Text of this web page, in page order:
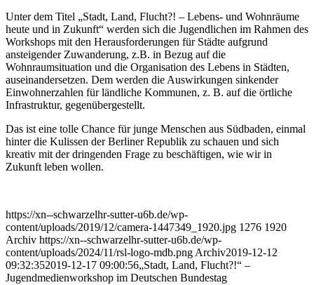
Unter dem Titel „Stadt, Land, Flucht?! – Lebens- und Wohnräume
heute und in Zukunft“ werden sich die Jugendlichen im Rahmen des
Workshops mit den Herausforderungen für Städte aufgrund
ansteigender Zuwanderung, z.B. in Bezug auf die
Wohnraumsituation und die Organisation des Lebens in Städten,
auseinandersetzen. Dem werden die Auswirkungen sinkender
Einwohnerzahlen für ländliche Kommunen, z. B. auf die örtliche
Infrastruktur, gegenübergestellt.
Das ist eine tolle Chance für junge Menschen aus Südbaden, einmal
hinter die Kulissen der Berliner Republik zu schauen und sich
kreativ mit der dringenden Frage zu beschäftigen, wie wir in
Zukunft leben wollen.
https://xn--schwarzelhr-sutter-u6b.de/wp-
content/uploads/2019/12/camera-1447349_1920.jpg 1276 1920
Archiv https://xn--schwarzelhr-sutter-u6b.de/wp-
content/uploads/2024/11/rsl-logo-mdb.png Archiv2019-12-12
09:32:352019-12-17 09:00:56„Stadt, Land, Flucht?!“ –
Jugendmedienworkshop im Deutschen Bundestag